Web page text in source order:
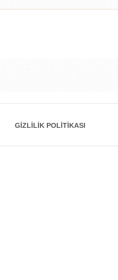
GIZLILIK POLITIKASI